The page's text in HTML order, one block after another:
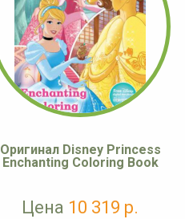
Оригинал Disney Princess
Enchanting Coloring Book
Цена 10 319 р.